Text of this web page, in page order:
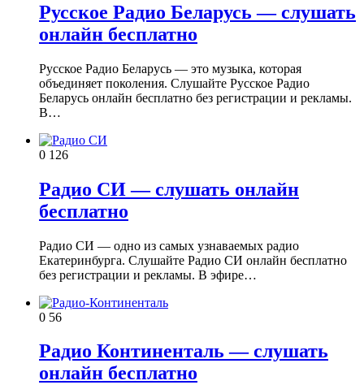
Русское Радио Беларусь — слушать
онлайн бесплатно
Русское Радио Беларусь — это музыка, которая
объединяет поколения. Слушайте Русское Радио
Беларусь онлайн бесплатно без регистрации и рекламы.
В…
0 126
Радио СИ — слушать онлайн
бесплатно
Радио СИ — одно из самых узнаваемых радио
Екатеринбурга. Слушайте Радио СИ онлайн бесплатно
без регистрации и рекламы. В эфире…
0 56
Радио Континенталь — слушать
онлайн бесплатно